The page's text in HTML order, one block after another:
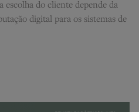
escolha do cliente depende da
digital para os sistemas de